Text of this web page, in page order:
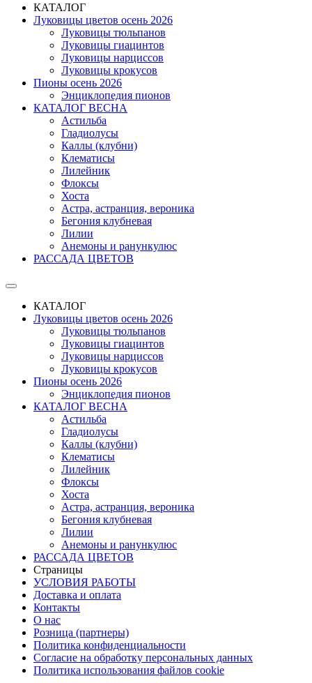
КАТАЛОГ
Луковицы цветов осень 2026
Луковицы тюльпанов
Луковицы гиацинтов
Луковицы нарциссов
Луковицы крокусов
Пионы осень 2026
Энциклопедия пионов
КАТАЛОГ ВЕСНА
Астильба
Гладиолусы
Каллы (клубни)
Клематисы
Лилейник
Флоксы
Хоста
Астра, астранция, вероника
Бегония клубневая
Лилии
Анемоны и ранункулюс
РАССАДА ЦВЕТОВ
КАТАЛОГ
Луковицы цветов осень 2026
Луковицы тюльпанов
Луковицы гиацинтов
Луковицы нарциссов
Луковицы крокусов
Пионы осень 2026
Энциклопедия пионов
КАТАЛОГ ВЕСНА
Астильба
Гладиолусы
Каллы (клубни)
Клематисы
Лилейник
Флоксы
Хоста
Астра, астранция, вероника
Бегония клубневая
Лилии
Анемоны и ранункулюс
РАССАДА ЦВЕТОВ
Страницы
УСЛОВИЯ РАБОТЫ
Доставка и оплата
Контакты
О наc
Розница (партнеры)
Политика конфиденциальности
Согласие на обработку персональных данных
Политика использования файлов сookie